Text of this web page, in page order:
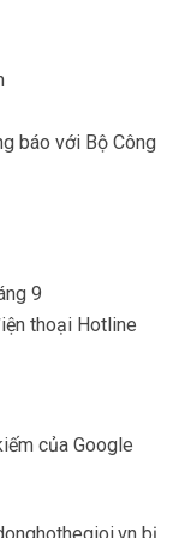
báo với Bộ Công
9
thoại Hotline
của Google